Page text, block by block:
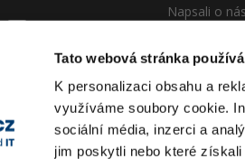
Tato webová stránka
K personalizaci obsahu a
využíváme soubory cookie.
sociální média, inzerci a
jim poskytli nebo které
Napsali o nás
Vývoj
Provozní
RSS
Kontakt